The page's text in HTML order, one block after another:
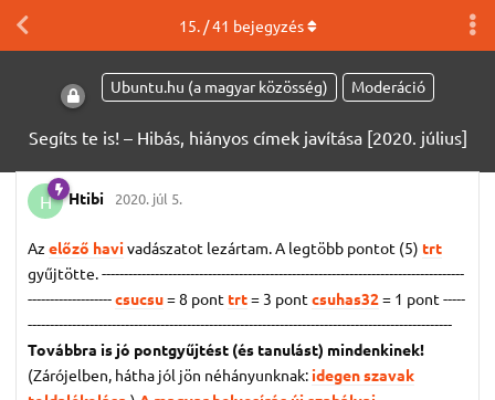
Ubuntu.hu (a magyar közösség) Moderáció
Segíts te is! – Hibás, hiányos címek javítása [2020. július]
15. /41 bejegyzés
H Htibi 2020. júl 5.
Az előző havivadászatot lezártam. A legtöbb pontot (5) trt
gyűjtötte. ----------------------------------------------------------------------------------
-------------------csucsu= 8 pont trt= 3 pont csuhas32= 1 pont -----
------------------------------------------------------------------------------------------------
Továbbra is jó pontgyűjtést (és tanulást) mindenkinek!
(Zárójelben, hátha jól jön néhányunknak: idegen szavak